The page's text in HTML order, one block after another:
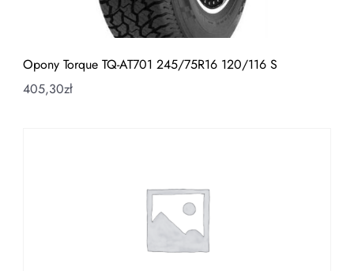
Opony Torque TQ-AT701 245/75R16 120/116 S
405,30zł